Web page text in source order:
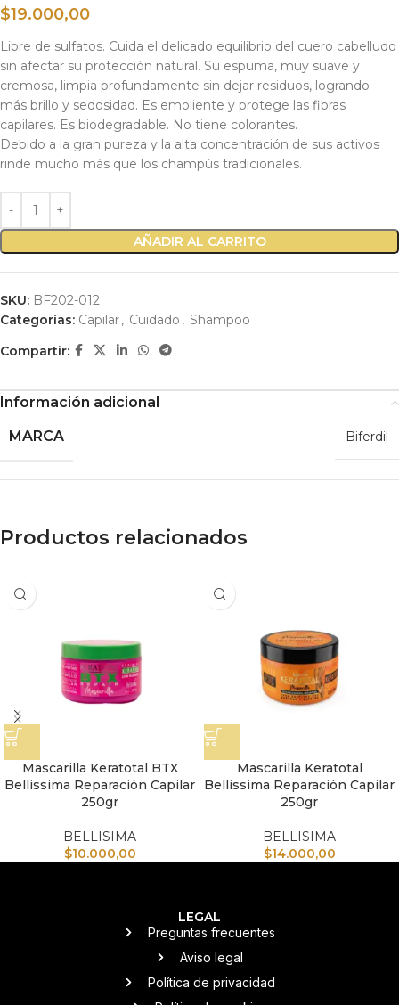
$19.000,00
Libre de sulfatos. Cuida el delicado equilibrio del cuero cabelludo
sin afectar su protección natural. Su espuma, muy suave y
cremosa, limpia profundamente sin dejar residuos, logrando
más brillo y sedosidad. Es emoliente y protege las fibras
capilares. Es biodegradable. No tiene colorantes.
Debido a la gran pureza y la alta concentración de sus activos
rinde mucho más que los champús tradicionales.
AÑADIR AL CARRITO
SKU: BF202-012
Categorías: Capilar, Cuidado , Shampoo
Compartir:
Información adicional
MARCA
Biferdil
Productos relacionados
Mascarilla Keratotal BTX
Bellissima Reparación Capilar
250gr
BELLISIMA
$10.000,00
Mascarilla Keratotal
Bellissima Reparación Capilar
250gr
BELLISIMA
$14.000,00
LEGAL
Preguntas frecuentes
Aviso legal
Política de privacidad